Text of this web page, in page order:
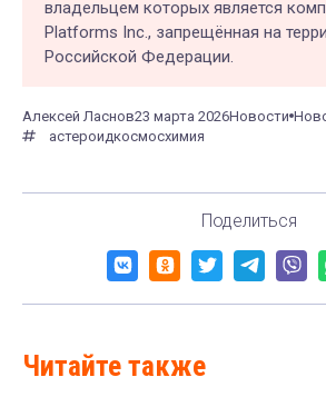
владельцем которых является
Platforms Inc., запрещённая на
Российской Федерации.
Алексей Ласнов23 марта 2026Новости
астероидкосмосхимия
Поделиться
Читайте также